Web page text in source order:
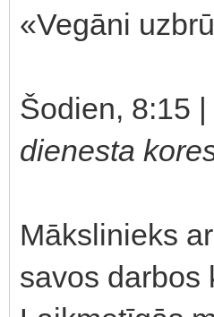
«Vegāni
Šodien, 8:15 |
dienesta
Mākslinieks
savos darbos